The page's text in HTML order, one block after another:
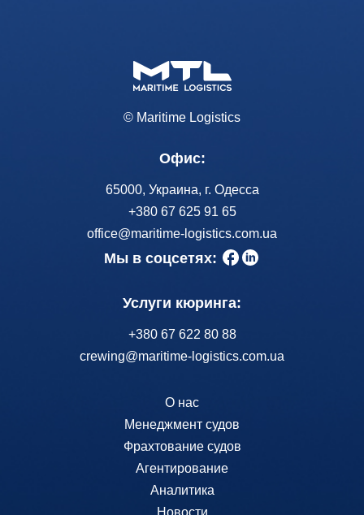
© Maritime Logistics
Офис:
65000, Украина, г. Одесса
+380 67 625 91 65
office@maritime-logistics.com.ua
Мы в соцсетях:
Услуги кюринга:
+380 67 622 80 88
crewing@maritime-logistics.com.ua
О нас
Менеджмент судов
Фрахтование судов
Агентирование
Аналитика
Новости